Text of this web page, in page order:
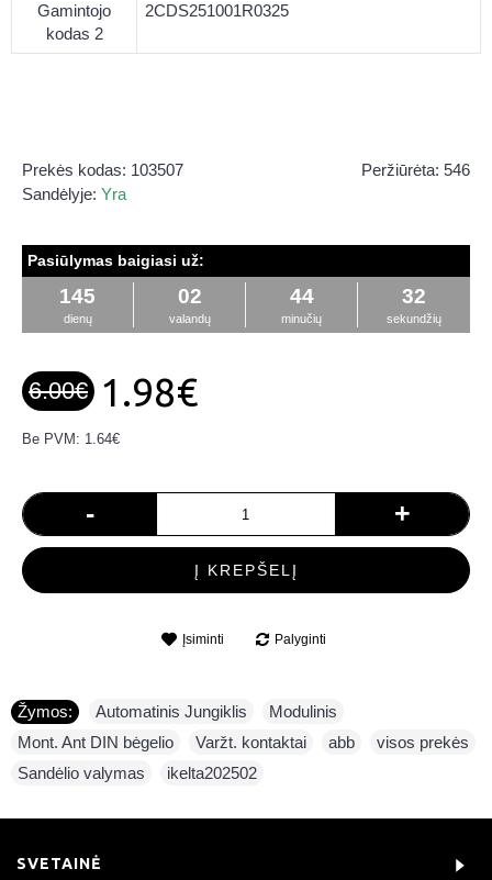
Gamintojo
kodas 2
2CDS251001R0325
Peržiūrėta: 546
Prekės kodas: 103507
Sandėlyje: Yra
Pasiūlymas baigiasi už:
145
dienų
02
valandų
44
minučių
32
sekundžių
6.00€ 1.98€
Be PVM: 1.64€
- +
Į KREPŠELĮ
Įsiminti Palyginti
Žymos: Automatinis Jungiklis Modulinis
Mont. Ant DIN bėgelio
Varžt. kontaktai abb visos prekės
Sandėlio valymas
ikelta202502
SVETAINĖ